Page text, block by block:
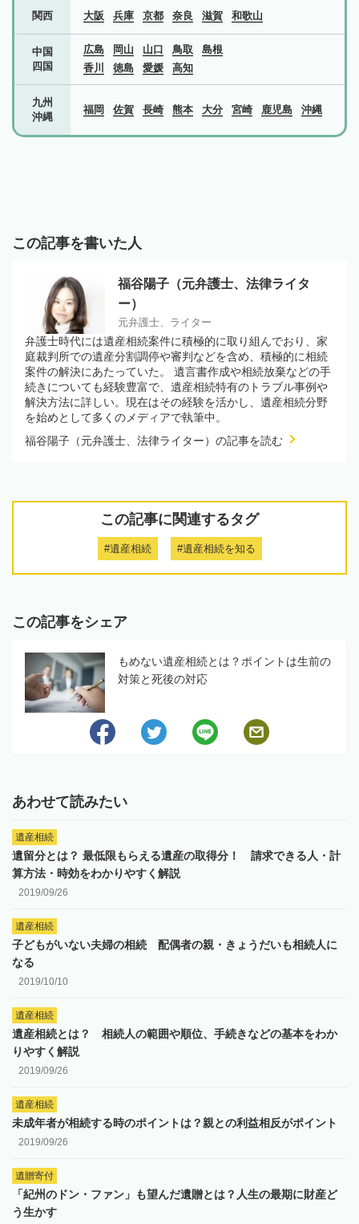
関西 大阪 兵庫 京都 奈良 滋賀 和歌山
中国
四国
広島 岡山 山口 鳥取
島根
香川
徳島 愛媛 高知
九州
沖縄
福岡 佐賀 長崎 熊本 大分 宮崎 鹿児島 沖縄
この記事を書いた人
福谷陽子（元弁護士、法律ライタ
ー）
元弁護士、ライター
弁護士時代には遺産相続案件に積極的に取り組んでおり、家
庭裁判所での遺産分割調停や審判などを含め、積極的に相続
案件の解決にあたっていた。 遺言書作成や相続放棄などの手
続きについても経験豊富で、遺産相続特有のトラブル事例や
解決方法に詳しい。現在はその経験を活かし、遺産相続分野
を始めとして多くのメディアで執筆中。
福谷陽子（元弁護士、法律ライター）の記事を読む
この記事に関連するタグ
#遺産相続 #遺産相続を知る
この記事をシェア
もめない遺産相続とは？ポイントは生前の
対策と死後の対応
あわせて読みたい
遺産相続
遺留分とは？ 最低限もらえる遺産の取得分！ 請求できる人・計
算方法・時効をわかりやすく解説
2019/09/26
遺産相続
子どもがいない夫婦の相続 配偶者の親・きょうだいも相続人に
なる
2019/10/10
遺産相続
遺産相続とは？ 相続人の範囲や順位、手続きなどの基本をわか
りやすく解説
2019/09/26
遺産相続
未成年者が相続する時のポイントは？親との利益相反がポイント
2019/09/26
遺贈寄付
「紀州のドン・ファン」も望んだ遺贈とは？人生の最期に財産ど
う生かす